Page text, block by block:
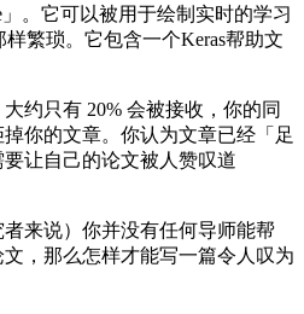
。它可以被用于绘制实时的学习
样繁琐。它包含一个Keras帮助文
只有 20% 会被接收，你的同
你的文章。你认为文章已经「足
让自己的论文被人赞叹道
来说）你并没有任何导师能帮
，那么怎样才能写一篇令人叹为